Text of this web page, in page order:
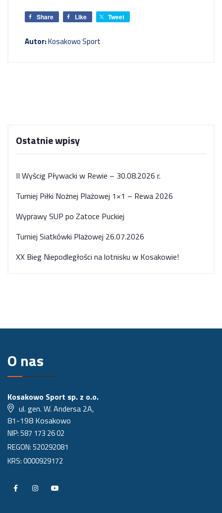
Share Like Tweet
Autor:Kosakowo Sport
Ostatnie wpisy
II Wyścig Pływacki w Rewie – 30.08.2026 r.
Turniej Piłki Nożnej Plażowej 1×1 – Rewa 2026
Wyprawy SUP po Zatoce Puckiej
Turniej Siatkówki Plażowej 26.07.2026
XX Bieg Niepodległości na lotnisku w Kosakowie!
O nas
Kosakowo Sport sp. z o.o.
ul. gen. W. Andersa 2A,
81-198 Kosakowo
NIP: 587 173 26 02
REGON: 520292081
KRS: 0000929172
P
P